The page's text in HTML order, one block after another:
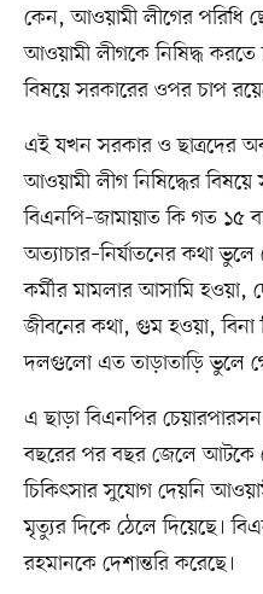
কেন, আওয়ামী লীগের পরিধি
আওয়ামী লীগকে নিষিদ্ধ করতে
বিষয়ে সরকারের ওপর চাপ
এই যখন সরকার ও ছাত্রদের
আওয়ামী লীগ নিষিদ্ধের
বিএনপি–জামায়াত কি গত ১৫
অত্যাচার–নির্যাতনের কথা
কর্মীর মামলার আসামি হওয়া,
জীবনের কথা, গুম হওয়া, বিনা
দলগুলো এত তাড়াতাড়ি ভুলে
এ ছাড়া বিএনপির
বছরের পর বছর জেলে আটকে
চিকিৎসার সুযোগ দেয়নি
মৃত্যুর দিকে ঠেলে দিয়েছে।
রহমানকে দেশান্তরি করেছে।